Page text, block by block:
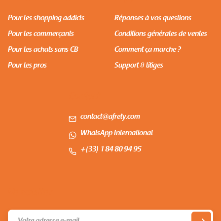
Pour les shopping addicts
Pour les commerçants
Pour les achats sans CB
Pour les pros
Réponses à vos questions
Conditions générales de ventes
Comment ça marche ?
Support & litiges
contact@afrety.com
WhatsApp International
+(33) 1 84 80 94 95